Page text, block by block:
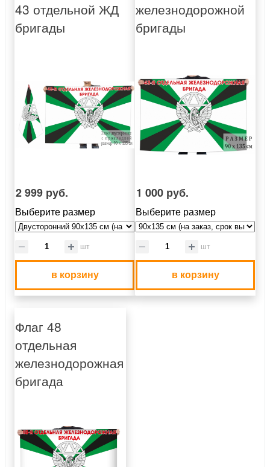
43 отдельной ЖД
бригады
2 999 руб.
Выберите размер
шт
в корзину
железнодорожной
бригады
1 000 руб.
Выберите размер
шт
в корзину
Флаг 48
отдельная
железнодорожная
бригада